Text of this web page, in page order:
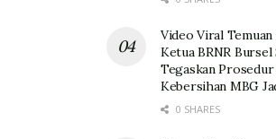
Video Viral
Ketua BRNR
Tegaskan Prosedur
Kebersihan MBG
0 SHARES